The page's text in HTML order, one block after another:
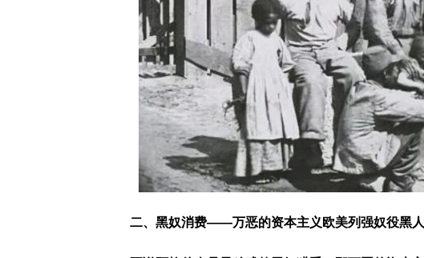
二、黑奴消费——万恶的资本主义欧美列强奴役黑人